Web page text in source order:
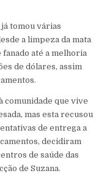
tomou várias
a limpeza da mata
fanado até a melhoria
de dólares, assim
comunidade que vive
mas esta recusou
de entrega a
decidiram
de saúde das
de Suzana.